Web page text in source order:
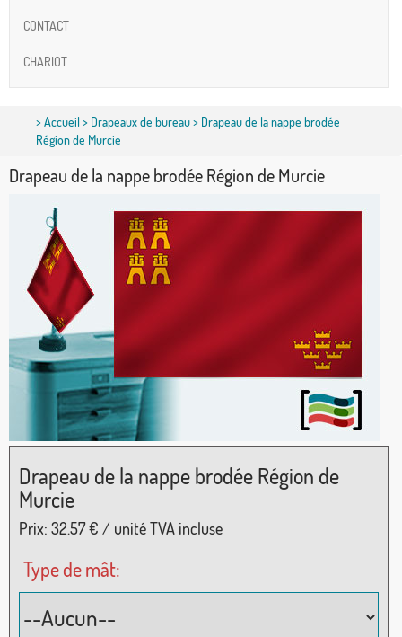
CONTACT
CHARIOT
>Accueil> Drapeaux de bureau> Drapeau de la nappe brodée
Région de Murcie
Drapeau de la nappe brodée Région de Murcie
Drapeau de la nappe brodée Région de
Murcie
Prix: 32.57€ / unité TVA incluse
Type de mât: